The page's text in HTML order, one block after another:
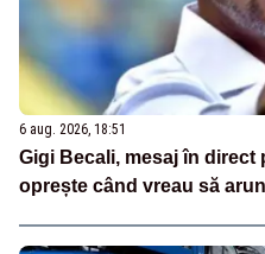
6 aug. 2026, 18:51
Gigi Becali, mesaj în direct
oprește când vreau să